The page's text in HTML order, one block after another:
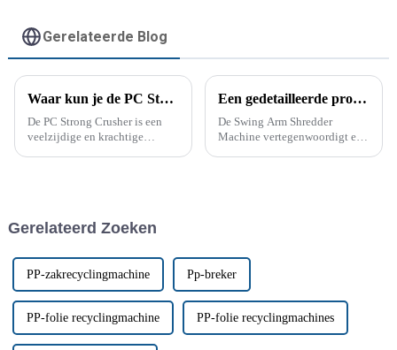
Gerelateerde Blog
Waar kun je de PC Strong Crusher gebruiken? Volledige gids
De PC Strong Crusher is een
veelzijdige en krachtige
meerdere industrieën gebruikt
Een gedetailleerde productprocesbeschrijving voor de Swing Arm Shredder Machine
De Swing Arm Shredder
Machine vertegenwoordigt een
Gerelateerd Zoeken
PP-zakrecyclingmachine Pp-breker
PP-folie recyclingmachine PP-folie recyclingmachines